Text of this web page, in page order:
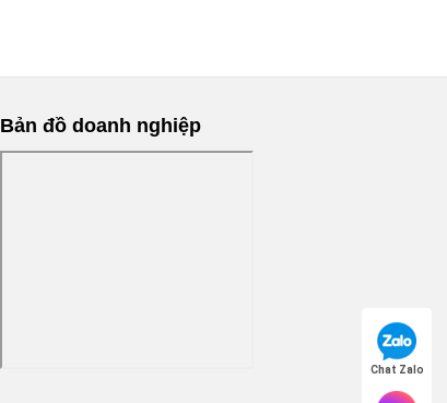
Bản đồ doanh nghiệp
Chat Zalo